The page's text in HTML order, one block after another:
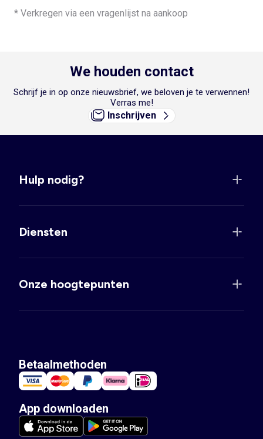
* Verkregen via een vragenlijst na aankoop
We houden contact
Schrijf je in op onze nieuwsbrief, we beloven je te verwennen!
Verras me!
Inschrijven
Hulp nodig?
Diensten
Onze hoogtepunten
Betaalmethoden
App downloaden